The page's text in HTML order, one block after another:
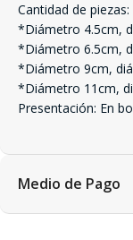
Cantidad de piezas:
*Diámetro 4.5cm,
*Diámetro 6.5cm,
*Diámetro 9cm,
*Diámetro 11cm,
Presentación: En
Medio de Pago